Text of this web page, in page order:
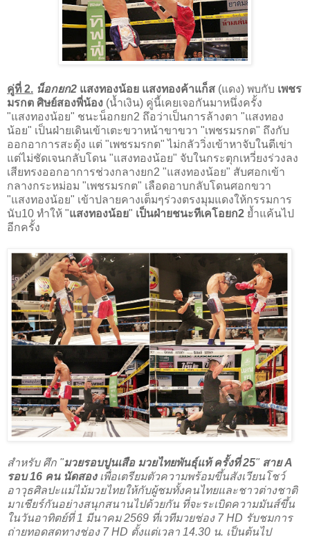
คู่ที่ 2. น็อกยก2 แสงทองน้อย แสงทองค้าแก็ส (แดง) พบกับ เพชร
มรกต ศิษย์สองพี่น้อง (น้ำเงิน) คู่นี้เคยเจอกันมาหนึ่งครั้ง
"แสงทองน้อย" ชนะน็อกยก2 ถึอว่าเป็นการล้างตา "แสงทอง
น้อย" เป็นฝ่ายเดินเข้าเตะขวาหน้าขาขวา "เพชรมรกต" ถึงกับ
ออกอาการสะดุ้ง แต่ "เพชรมรกต" ไม่กลัววิ่งเข้าหาจับในตีเข่า
แต่ไม่ชัดเจนกลับโดน "แสงทองน้อย" จับในกระตุกเหวี่ยงร่วงลง
เสียทรงออกอาการช่วงกลางยก2 "แสงทองน้อย" สับศอกเข้า
กลางกระหม่อม "เพชรมรกต" เลือดอาบกลับโดนศอกขวา
"แสงทองน้อย" เข้าปลายคางเต็มๆร่วงตรงมุมแดงให้กรรมการ
นับ10 ทำให้ "แสงทองน้อย" เป็นฝ่ายชนะทีเคโอยก2 ย้ำแค้นไป
อีกครั้ง
สำหรับ ศึก "มวยรอบปูนเสือ มวยไทยพันธุ์แท้ ครั้งที่ 25" สาย A
รอบ 16 คน นัดสองเพื่อเตรียมตัวความพร้อมขึ้นสังเวียนโชว์
อาวุธศิลปะแม่ไม้มวยไทยให้กับผู้ชมทั้งคนไทยและชาวต่างชาติ
มาเชียร์กันอย่างสนุกสนานไปด้วยกัน ที่จะระเบิดความมันส์ขึ้น
ในวันอาทิตย์ที่ 1 มีนาคม 2569 ที่เวทีมวยช่อง 7 HD รับชมการ
ถ่ายทอดสดทางช่อง 7 HD ตั้งแต่เวลา 14.30 น. เป็นต้นไป